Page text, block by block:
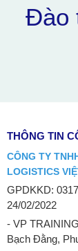
Đào
THÔNG TIN
CÔNG TY
LOGISTICS
GPDKKD:
24/02/2022
- VP
Bạch Đằng,